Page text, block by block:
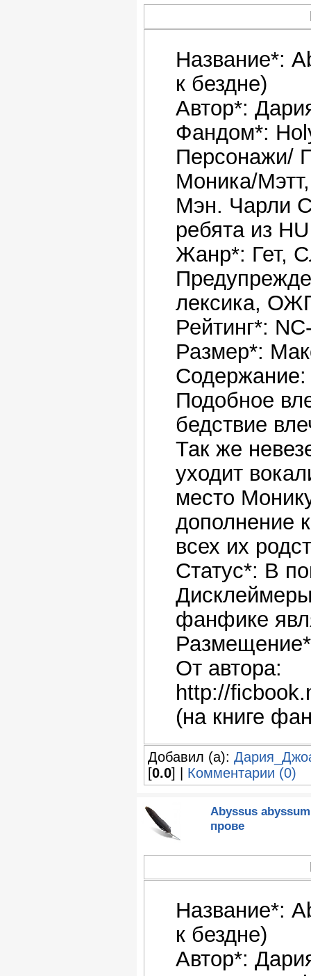
Название*:
к бездне)
Автор*:
Фандом*:
Персонажи/
Моника/
Мэн. Чарли
ребята из HU
Жанр*: Гет,
лексика,
Рейтинг*:
Размер*:
Содержание:
Подобное
бедствие
Так же
уходит
место
дополнение
всех их
Статус*: В
фанфике
От автора:
http://
(на книге
Добавил (а):
[0.0] | Комментарии (0)
Abyssus
прове
Название*:
к бездне)
Автор*: